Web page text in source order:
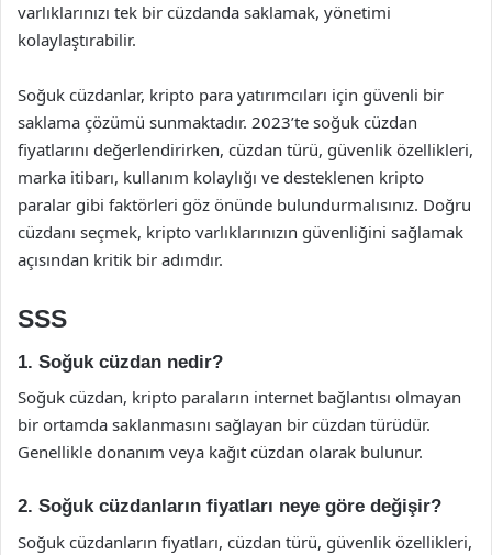
varlıklarınızı tek bir cüzdanda saklamak, yönetimi
kolaylaştırabilir.
Soğuk cüzdanlar, kripto para yatırımcıları için güvenli bir
saklama çözümü sunmaktadır. 2023’te soğuk cüzdan
fiyatlarını değerlendirirken, cüzdan türü, güvenlik özellikleri,
marka itibarı, kullanım kolaylığı ve desteklenen kripto
paralar gibi faktörleri göz önünde bulundurmalısınız. Doğru
cüzdanı seçmek, kripto varlıklarınızın güvenliğini sağlamak
açısından kritik bir adımdır.
SSS
1. Soğuk cüzdan nedir?
Soğuk cüzdan, kripto paraların internet bağlantısı olmayan
bir ortamda saklanmasını sağlayan bir cüzdan türüdür.
Genellikle donanım veya kağıt cüzdan olarak bulunur.
2. Soğuk cüzdanların fiyatları neye göre değişir?
Soğuk cüzdanların fiyatları, cüzdan türü, güvenlik özellikleri,